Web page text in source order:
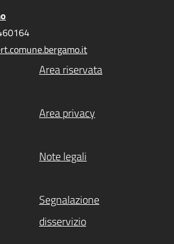
Area riservata
Area privacy
Note legali
Segnalazione
disservizio